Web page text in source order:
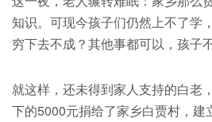
知识。可现今孩子们仍然上不了学
穷下去不成？其他事都可以，孩子
就这样，还未得到家人支持的白老
下的5000元捐给了家乡白贾村，建